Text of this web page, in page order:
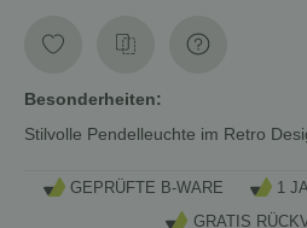
Besonderheiten:
Stilvolle Pendelleuchte im Retro
GEPRÜFTE B-WARE
1
GRATIS